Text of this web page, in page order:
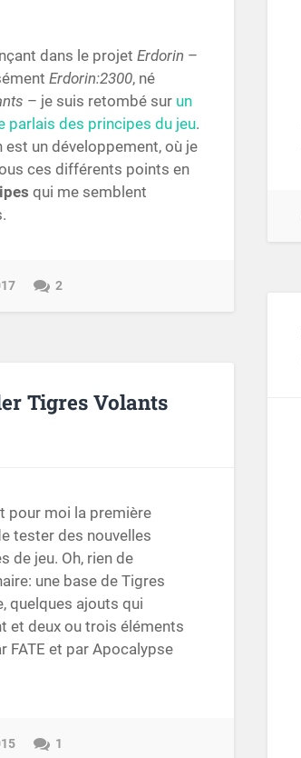
dans le projet Erdorin –
Erdorin:2300, né
– je suis retombé sur un
parlais des principes du jeu.
est un développement, où je
ces différents points en
qui me semblent
2
Tigres Volants
pour moi la première
tester des nouvelles
de jeu. Oh, rien de
une base de Tigres
quelques ajouts qui
et deux ou trois éléments
FATE et par Apocalypse
1